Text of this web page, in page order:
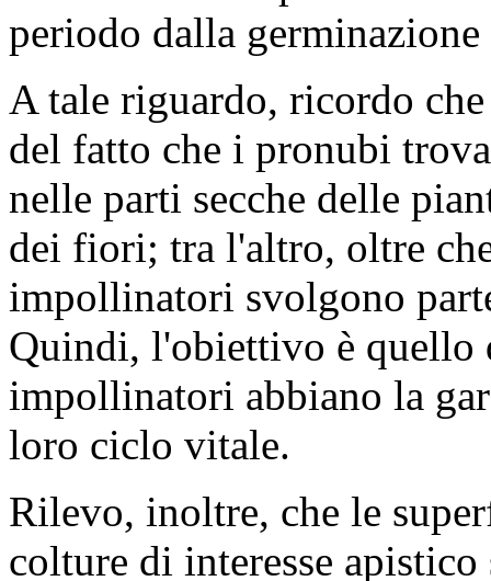
periodo dalla
A tale riguardo, ricordo
del fatto che i pronubi
nelle parti secche delle
dei fiori; tra l'altro, oltre
impollinatori svolgono
Quindi, l'obiettivo è quello
impollinatori abbiano la
loro ciclo vitale.
Rilevo, inoltre, che le
colture di interesse